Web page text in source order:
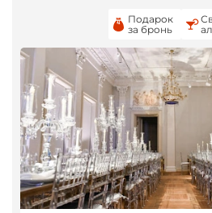
Подарок
за бронь